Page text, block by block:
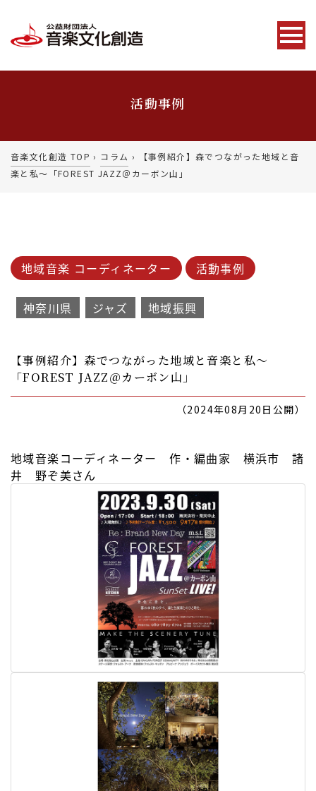
活動事例
音楽文化創造 TOP › コラム ›
【事例紹介】森でつながった地域と音
楽と私〜「FOREST JAZZ＠カーボン山」
地域音楽 コーディネーター 活動事例
神奈川県 ジャズ 地域振興
【事例紹介】森でつながった地域と音楽と私〜
「FOREST JAZZ＠カーボン山」
（2024年08月20日公開）
地域音楽コーディネーター 作・編曲家 横浜市 諸
井 野ぞ美さん